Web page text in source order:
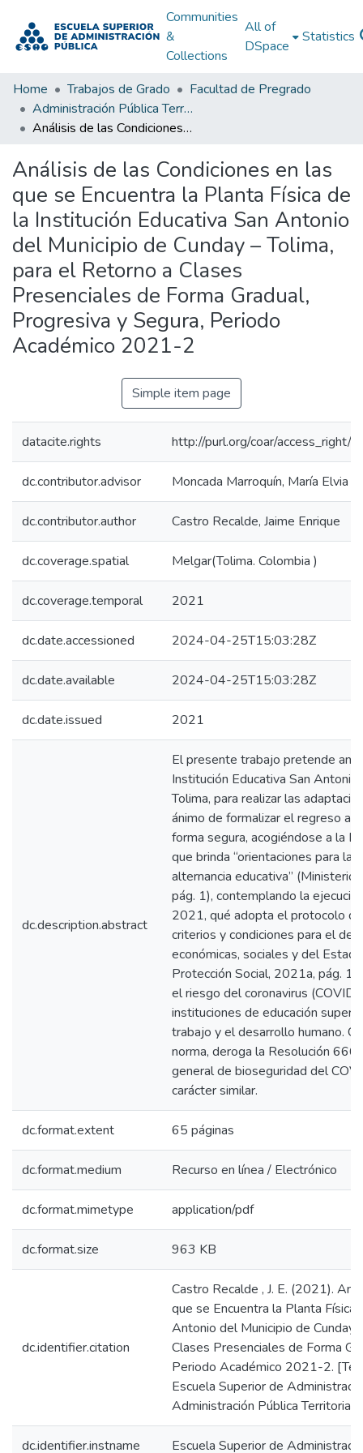
Communities
&
Collections
All of
DSpace
Statistics
Home Trabajos de Grado
Facultad de Pregrado
Administración Pública Territorial (APT)
Análisis de las Condiciones en las que se Encuentra la Planta Física de la Institución Educativa San Antonio del Municipio de Cunday – Tolima, para el Retorno a Clases Presenciales de Forma Gradual, Progresiva y Segura, Periodo Académico 2021-2
Análisis de las Condiciones en las
que se Encuentra la Planta Física de
la Institución Educativa San Antonio
del Municipio de Cunday – Tolima,
para el Retorno a Clases
Presenciales de Forma Gradual,
Progresiva y Segura, Periodo
Académico 2021-2
Simple item page
datacite.rights http://purl.org/coar/access_right/
dc.contributor.advisor Moncada Marroquín, María Elvia
dc.contributor.author Castro Recalde, Jaime Enrique
dc.coverage.spatial Melgar(Tolima. Colombia )
dc.coverage.temporal 2021
dc.date.accessioned 2024-04-25T15:03:28Z
dc.date.available 2024-04-25T15:03:28Z
dc.date.issued 2021
dc.description.abstract
El presente trabajo pretende
Institución Educativa San
Tolima, para realizar las
ánimo de formalizar el regreso a
forma segura, acogiéndose a la
que brinda “orientaciones para la
alternancia educativa”
pág. 1), contemplando la
2021, qué adopta el protocolo
criterios y condiciones para el
económicas, sociales y del
Protección Social, 2021a, pág.
el riesgo del coronavirus
instituciones de educación
trabajo y el desarrollo humano.
norma, deroga la Resolución
general de bioseguridad del
carácter similar.
dc.format.extent 65 páginas
dc.format.medium Recurso en línea / Electrónico
dc.format.mimetype application/pdf
dc.format.size 963 KB
dc.identifier.citation
Castro Recalde , J. E. (2021).
que se Encuentra la Planta Física
Antonio del Municipio de Cunday
Clases Presenciales de Forma
Periodo Académico 2021-2.
Escuela Superior de
Administración Pública Territorial.
dc.identifier.instname Escuela Superior de